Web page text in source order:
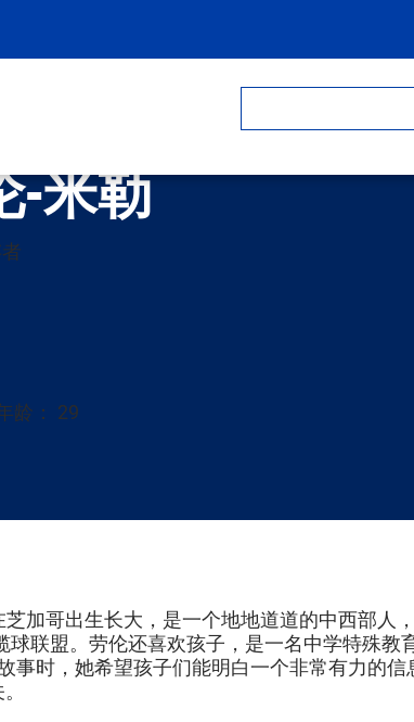
-米勒
龄： 29
加哥出生长大，是一个地地道道的中西部人
联盟。劳伦还喜欢孩子，是一名中学特殊教
时，她希望孩子们能明白一个非常有力的